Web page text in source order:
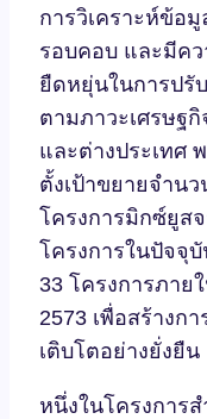
การวิเคราะห์ข้อมู
รอบคอบ และมีคว
ยืดหยุ่นในการปรั
ตามภาวะเศรษฐ
และต่างประเทศ
ตั้งเป้าขยายจำนว
โครงการมิกซ์ยูส
โครงการในปัจจุบั
33 โครงการภาย
2573 เพื่อสร้างกา
เติบโตอย่างยั่งยืน
หนึ่งในโครงการ